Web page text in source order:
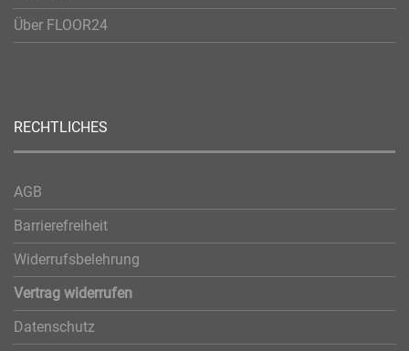
Über FLOOR24
RECHTLICHES
AGB
Barrierefreiheit
Widerrufsbelehrung
Vertrag widerrufen
Datenschutz